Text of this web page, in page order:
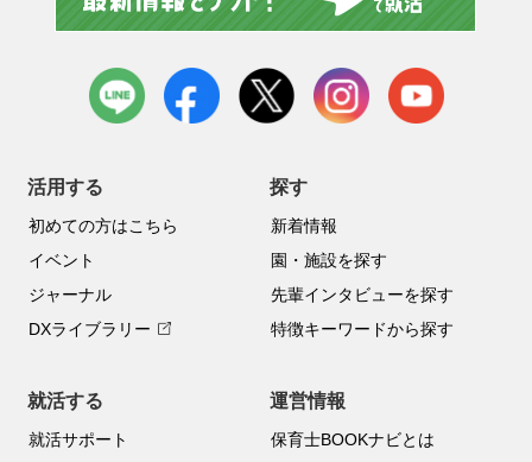
LINE facebook instagramyoutube
活用する
初めての方はこちら
イベント
ジャーナル
DXライブラリー
探す
新着情報
園・施設を探す
先輩インタビューを探す
特徴キーワードから探す
就活する
就活サポート
運営情報
保育士BOOKナビとは